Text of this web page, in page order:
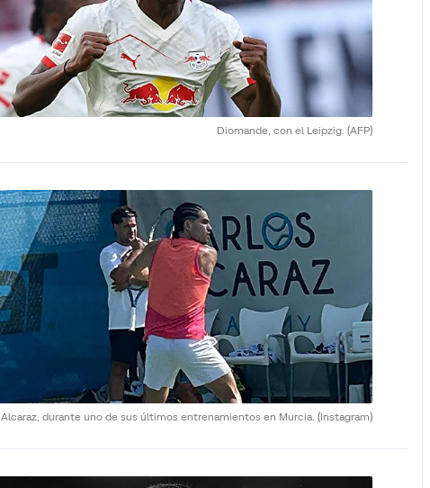
Diomande, con el Leipzig. (AFP)
Alcaraz, durante uno de sus últimos entrenamientos en Murcia. (Instagram)